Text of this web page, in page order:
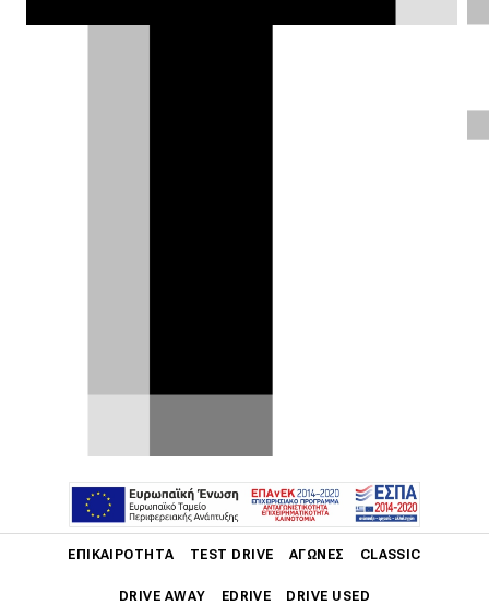
ΕΠΙΚΑΙΡΌΤΗΤΑ TEST DRIVE ΑΓΏΝΕΣ CLASSIC
DRIVE AWAY EDRIVE DRIVE USED